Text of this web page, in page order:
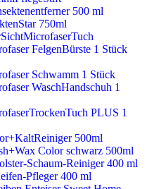
500 ml
750ml
FelgenBürste 1 Stück
Schwamm 1 Stück
WaschHandschuh 1
PLUS 1
500ml
Color schwarz 500ml
Schaum-Reiniger 400 ml
Pfleger 400 ml